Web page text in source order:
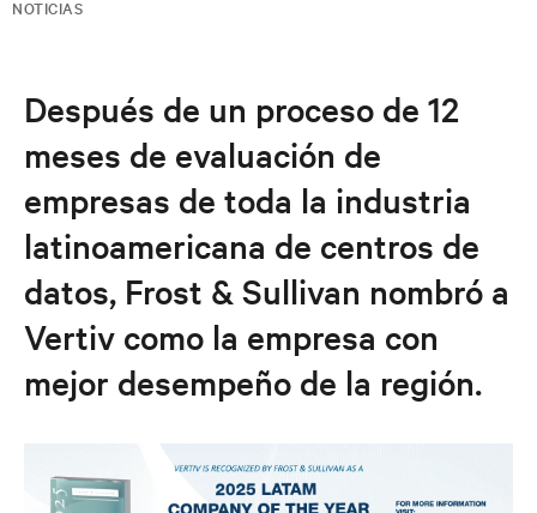
NOTICIAS
Después de un proceso de 12
meses de evaluación de
empresas de toda la industria
latinoamericana de centros de
datos, Frost & Sullivan nombró a
Vertiv como la empresa con
mejor desempeño de la región.